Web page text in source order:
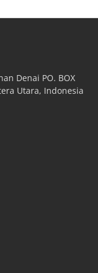
Denai PO. BOX
Utara, Indonesia